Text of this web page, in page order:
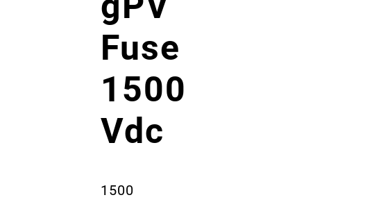
Fuse
1500
Vdc
1500